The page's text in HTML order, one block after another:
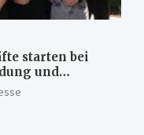
starten bei
und